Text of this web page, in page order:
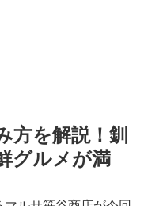
方を解説！釧
グルメが満